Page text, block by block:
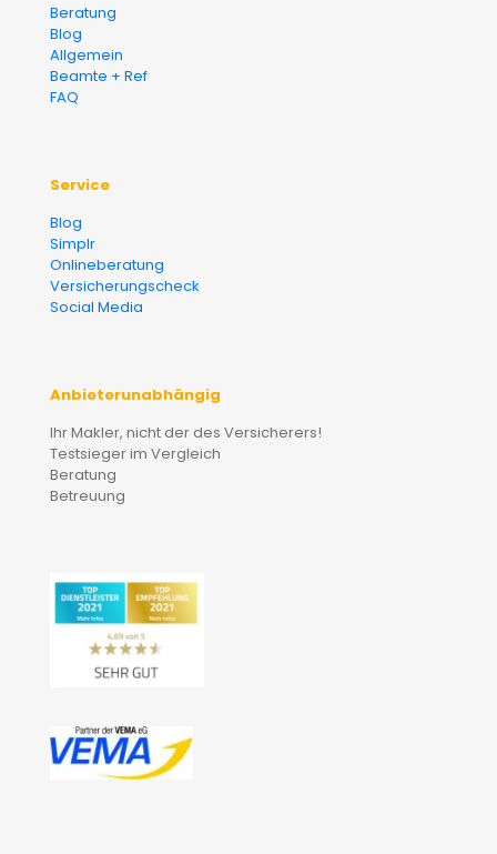
Beratung
Blog
Allgemein
Beamte + Ref
FAQ
Service
Blog
Simplr
Onlineberatung
Versicherungscheck
Social Media
Anbieterunabhängig
Ihr Makler, nicht der des Versicherers!
Testsieger im Vergleich
Beratung
Betreuung